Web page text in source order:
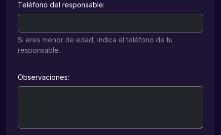
Teléfono del responsable:
Si eres menor de edad, indica el teléfono de tu
responsable.
Observaciones: